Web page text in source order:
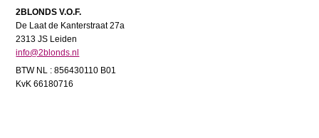
2BLONDS V.O.F.
De Laat de Kanterstraat 27a
2313 JS Leiden
info@2blonds.nl
BTW NL : 856430110 B01
KvK 66180716